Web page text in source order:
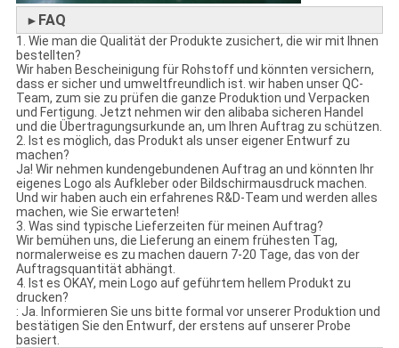
► FAQ
1. Wie man die Qualität der Produkte zusichert, die wir mit Ihnen
bestellten?
Wir haben Bescheinigung für Rohstoff und könnten versichern,
dass er sicher und umweltfreundlich ist. wir haben unser QC-
Team, zum sie zu prüfen die ganze Produktion und Verpacken
und Fertigung. Jetzt nehmen wir den alibaba sicheren Handel
und die Übertragungsurkunde an, um Ihren Auftrag zu schützen.
2. Ist es möglich, das Produkt als unser eigener Entwurf zu
machen?
Ja! Wir nehmen kundengebundenen Auftrag an und könnten Ihr
eigenes Logo als Aufkleber oder Bildschirmausdruck machen.
Und wir haben auch ein erfahrenes R&D-Team und werden alles
machen, wie Sie erwarteten!
3. Was sind typische Lieferzeiten für meinen Auftrag?
Wir bemühen uns, die Lieferung an einem frühesten Tag,
normalerweise es zu machen dauern 7-20 Tage, das von der
Auftragsquantität abhängt.
4. Ist es OKAY, mein Logo auf geführtem hellem Produkt zu
drucken?
: Ja. Informieren Sie uns bitte formal vor unserer Produktion und
bestätigen Sie den Entwurf, der erstens auf unserer Probe
basiert.